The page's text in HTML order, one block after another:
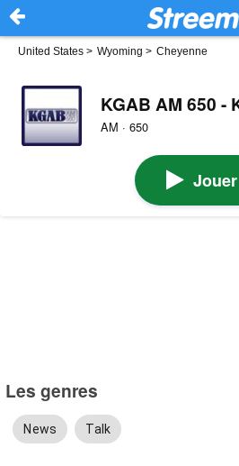
United States > Wyoming > Cheyenne
KGAB AM 650 -
AM · 650
Jouer
Les genres
News Talk